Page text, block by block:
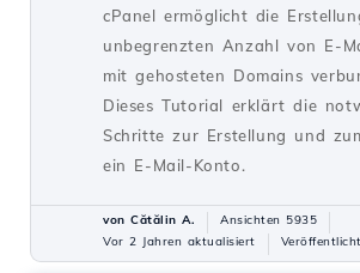
cPanel ermöglicht die
unbegrenzten Anzahl von E-
mit gehosteten Domains
Dieses Tutorial erklärt die
Schritte zur Erstellung und
ein E-Mail-Konto.
von Cătălin A.
Ansichten 5935
Vor 2 Jahren aktualisiert